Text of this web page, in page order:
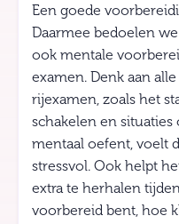
Een goede
Daarmee bedoelen
ook mentale
examen. Denk aan
rijexamen, zoals het
schakelen en situaties
mentaal oefent, voelt
stressvol. Ook helpt
extra te herhalen
voorbereid bent, hoe